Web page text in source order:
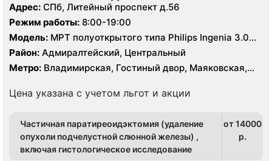
Адрес: СПб, Литейный проспект д.56
Режим работы: 8:00-19:00
Модель: МРТ полуоткрытого типа Philips Ingenia 3.0
Тесла, МРТ Siemens Avanto 1,5 Тесла, КТ Siemens
Somatom Definition AS64 64 среза, Siemens Somatom
Emotion 16 срезов
Район: Адмиралтейский, Центральный
Метро: Владимирская, Гостиный двор, Маяковская,
Цена указана с учетом льгот и акции
Частичная паратиреоидэктомия (удаление
опухоли подчелустной слюнной железы) ,
включая гистологическое исследование
от 14000
p.